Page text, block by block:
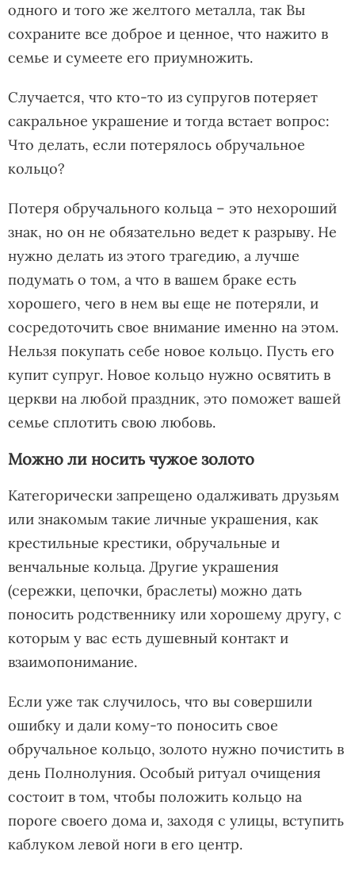
одного и того же желтого металла, так Вы
сохраните все доброе и ценное, что нажито в
семье и сумеете его приумножить.
Случается, что кто-то из супругов потеряет
сакральное украшение и тогда встает вопрос:
Что делать, если потерялось обручальное
кольцо?
Потеря обручального кольца – это нехороший
знак, но он не обязательно ведет к разрыву. Не
нужно делать из этого трагедию, а лучше
подумать о том, а что в вашем браке есть
хорошего, чего в нем вы еще не потеряли, и
сосредоточить свое внимание именно на этом.
Нельзя покупать себе новое кольцо. Пусть его
купит супруг. Новое кольцо нужно освятить в
церкви на любой праздник, это поможет вашей
семье сплотить свою любовь.
Можно ли носить чужое золото
Категорически запрещено одалживать друзьям
или знакомым такие личные украшения, как
крестильные крестики, обручальные и
венчальные кольца. Другие украшения
(сережки, цепочки, браслеты) можно дать
поносить родственнику или хорошему другу, с
которым у вас есть душевный контакт и
взаимопонимание.
Если уже так случилось, что вы совершили
ошибку и дали кому-то поносить свое
обручальное кольцо, золото нужно почистить в
день Полнолуния. Особый ритуал очищения
состоит в том, чтобы положить кольцо на
пороге своего дома и, заходя с улицы, вступить
каблуком левой ноги в его центр.